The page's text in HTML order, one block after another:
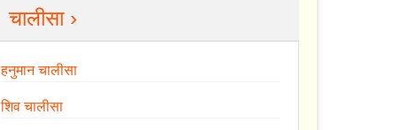
चालीसा ›
हनुमान चालीसा
शिव चालीसा